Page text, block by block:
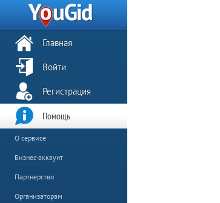
Главная
Войти
Регистрация
Помощь
О сервисе
Бизнес-аккаунт
Партнерство
Организаторам